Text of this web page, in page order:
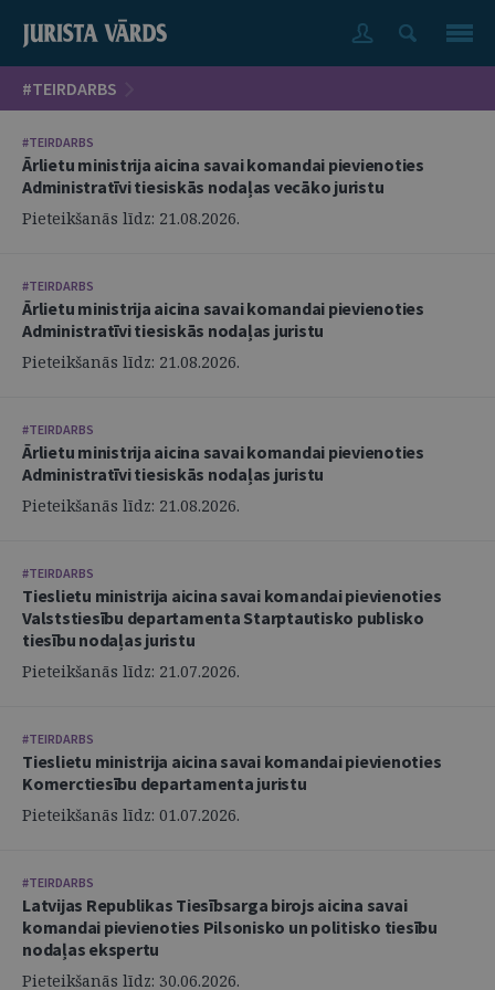
#TEIRDARBS
#TEIRDARBS
Ārlietu ministrija aicina savai komandai pievienoties
Administratīvi tiesiskās nodaļas vecāko juristu
Pieteikšanās līdz: 21.08.2026.
#TEIRDARBS
Ārlietu ministrija aicina savai komandai pievienoties
Administratīvi tiesiskās nodaļas juristu
Pieteikšanās līdz: 21.08.2026.
#TEIRDARBS
Ārlietu ministrija aicina savai komandai pievienoties
Administratīvi tiesiskās nodaļas juristu
Pieteikšanās līdz: 21.08.2026.
#TEIRDARBS
Tieslietu ministrija aicina savai komandai pievienoties
Valststiesību departamenta Starptautisko publisko
tiesību nodaļas juristu
Pieteikšanās līdz: 21.07.2026.
#TEIRDARBS
Tieslietu ministrija aicina savai komandai pievienoties
Komerctiesību departamenta juristu
Pieteikšanās līdz: 01.07.2026.
#TEIRDARBS
Latvijas Republikas Tiesībsarga birojs aicina savai
komandai pievienoties Pilsonisko un politisko tiesību
nodaļas ekspertu
Pieteikšanās līdz: 30.06.2026.